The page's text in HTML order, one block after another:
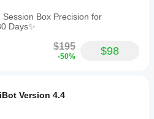
Session Box Precision for
Days✨
$195
-50% $98
Version 4.4